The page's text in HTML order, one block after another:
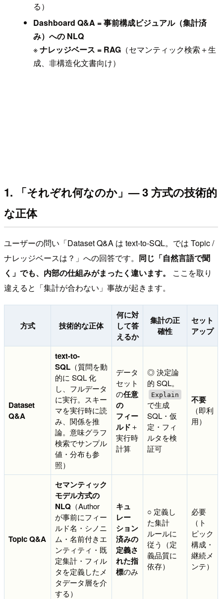
る）
Dashboard Q&A = 事前構成ビジュアル（集計済
み）への NLQ
※ナレッジベース = RAG （セマンティック検索＋生
成、非構造化文書向け）
1. 「それぞれ何なのか」— 3 方式の技術的
な正体
ユーザーの問い「Dataset Q&A は text-to-SQL。では Topic /
ナレッジベースは？」への回答です。 同じ「自然言語で聞
く」でも、内部の仕組みがまったく違います。
ここを取り
違えると「集計が合わない」事故が起きます。
方式 技術的な正体
何に対
して答
えるか
集計の正
確性
セット
アップ
Dataset
Q&A
text-to-
SQL （質問を動
的に SQL 化
し、フルデータ
に実行。スキー
マを実行時に読
み、関係を推
論。意味グラフ
検索でサンプル
値・分布も参
照）
データ
セット
の任意
の
フィー
ルド＋
実行時
計算
◎ 決定論
的 SQL。
Explain
で生成
SQL・仮
定・フィ
ルタを検
証可
不要
（即利
用）
Topic Q&A
セマンティック
モデル方式の
NLQ （Author
が事前にフィー
ルド名・シノニ
ム・名前付きエ
ンティティ・既
定集計・フィル
タを定義したメ
タデータ層を介
する）
キュ
レー
ション
済みの
定義さ
れた指
標のみ
○ 定義し
た集計
ルールに
従う（定
義品質に
依存）
必要
（ト
ピック
構成・
継続メ
ンテ）